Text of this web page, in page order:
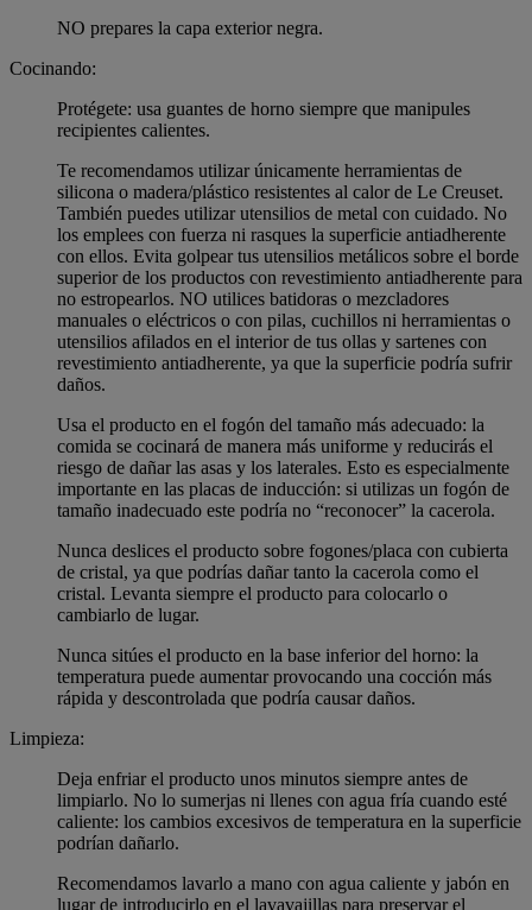
NO prepares la capa exterior negra.
Cocinando:
Protégete: usa guantes de horno siempre que manipules
recipientes calientes.
Te recomendamos utilizar únicamente herramientas de
silicona o madera/plástico resistentes al calor de Le Creuset.
También puedes utilizar utensilios de metal con cuidado. No
los emplees con fuerza ni rasques la superficie antiadherente
con ellos. Evita golpear tus utensilios metálicos sobre el borde
superior de los productos con revestimiento antiadherente para
no estropearlos. NO utilices batidoras o mezcladores
manuales o eléctricos o con pilas, cuchillos ni herramientas o
utensilios afilados en el interior de tus ollas y sartenes con
revestimiento antiadherente, ya que la superficie podría sufrir
daños.
Usa el producto en el fogón del tamaño más adecuado: la
comida se cocinará de manera más uniforme y reducirás el
riesgo de dañar las asas y los laterales. Esto es especialmente
importante en las placas de inducción: si utilizas un fogón de
tamaño inadecuado este podría no “reconocer” la cacerola.
Nunca deslices el producto sobre fogones/placa con cubierta
de cristal, ya que podrías dañar tanto la cacerola como el
cristal. Levanta siempre el producto para colocarlo o
cambiarlo de lugar.
Nunca sitúes el producto en la base inferior del horno: la
temperatura puede aumentar provocando una cocción más
rápida y descontrolada que podría causar daños.
Limpieza:
Deja enfriar el producto unos minutos siempre antes de
limpiarlo. No lo sumerjas ni llenes con agua fría cuando esté
caliente: los cambios excesivos de temperatura en la superficie
podrían dañarlo.
Recomendamos lavarlo a mano con agua caliente y jabón en
lugar de introducirlo en el lavavajillas para preservar el